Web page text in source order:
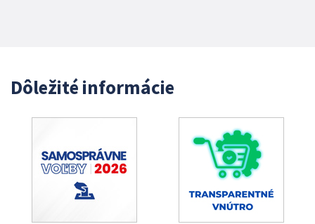
Dôležité informácie